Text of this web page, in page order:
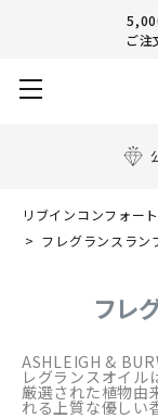
ご注
リブインコンフォー
フレグランスラン
フレ
ASHLEIGH &
レグランスオイル
厳選された植物由
れる上質な優しい